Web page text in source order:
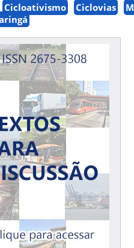
Cicloativismo Ciclovias